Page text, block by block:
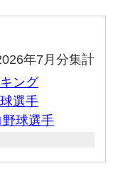
年7月分集計
ング
選手
球選手